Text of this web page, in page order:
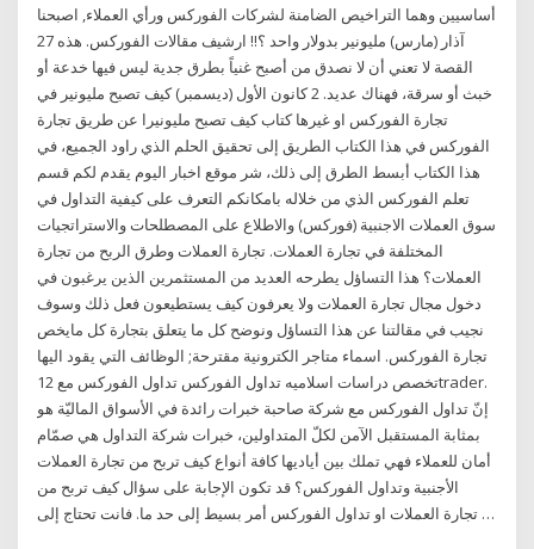
أساسيين وهما التراخيص الضامنة لشركات الفوركس ورأي العملاء, اصبحنا
27 آذار (مارس) مليونير بدولار واحد ؟!! ارشيف مقالات الفوركس. هذه
القصة لا تعني أن لا نصدق من أصبح غنياً بطرق جدية ليس فيها خدعة أو
خبث أو سرقة، فهناك عديد. 2 كانون الأول (ديسمبر) كيف تصبح مليونير في
تجارة الفوركس او غيرها كتاب كيف تصبح مليونيرا عن طريق تجارة
الفوركس في هذا الكتاب الطريق إلى تحقيق الحلم الذي راود الجميع، في
هذا الكتاب أبسط الطرق إلى ذلك، شر موقع اخبار اليوم يقدم لكم قسم
تعلم الفوركس الذي من خلاله بامكانكم التعرف على كيفية التداول في
سوق العملات الاجنبية (فوركس) والاطلاع على المصطلحات والاستراتجيات
المختلفة في تجارة العملات. تجارة العملات وطرق الربح من تجارة
العملات؟ هذا التساؤل يطرحه العديد من المستثمرين الذين يرغبون في
دخول مجال تجارة العملات ولا يعرفون كيف يستطيعون فعل ذلك وسوف
نجيب في مقالتنا عن هذا التساؤل ونوضح كل ما يتعلق بتجارة كل مايخص
تجارة الفوركس. اسماء متاجر الكترونية مقترحة; الوظائف التي يقود اليها
تخصص دراسات اسلاميه تداول الفوركس تداول الفوركس مع 12trader.
إنّ تداول الفوركس مع شركة صاحبة خبرات رائدة في الأسواق الماليّة هو
بمثابة المستقبل الآمن لكلّ المتداولين، خبرات شركة التداول هي صمّام
أمان للعملاء فهي تملك بين أياديها كافة أنواع كيف تربح من تجارة العملات
الأجنبية وتداول الفوركس؟ قد تكون الإجابة على سؤال كيف تربح من
تجارة العملات او تداول الفوركس أمر بسيط إلى حد ما. فانت تحتاج إلى …